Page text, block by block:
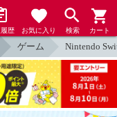
歴 お気に入り 検索 カート
ゲーム Nintendo